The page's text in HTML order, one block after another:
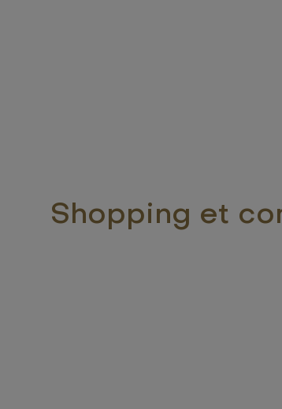
Shopping et